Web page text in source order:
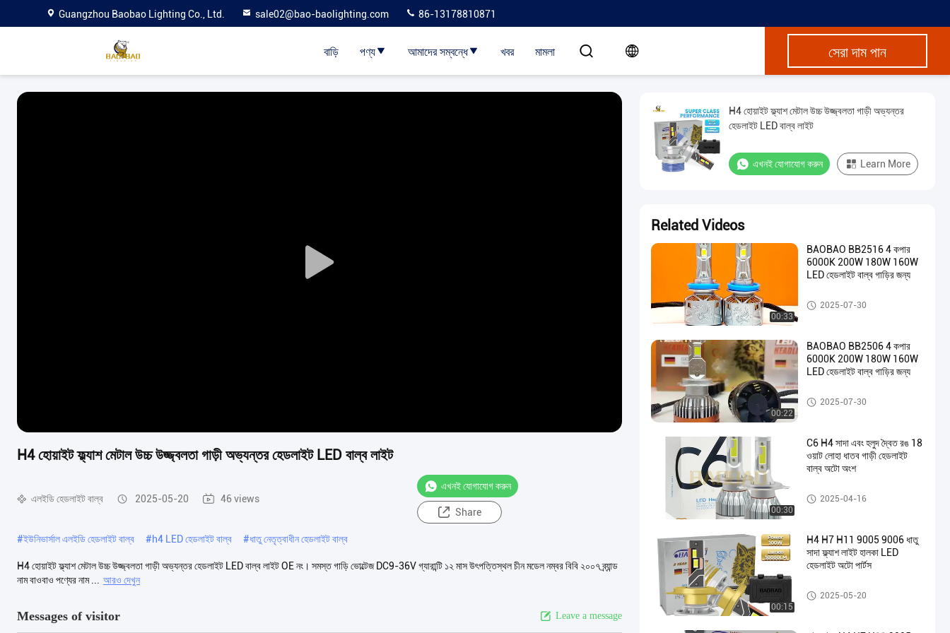
Guangzhou Baobao Lighting Co., Ltd. sale02@bao-baolighting.com 86-13178810871
বাড়ি পণ্য আমাদের সম্বন্ধে খবর মামলা সেরা দাম পান
Play
H4 হোয়াইট ফ্ল্যাশ মেটাল উচ্চ উজ্জ্বলতা গাড়ী অভ্যন্তর হেডলাইট LED বাল্ব লাইট
এলইডি হেডলাইট বাল্ব 2025-05-20 46 views
এখনই যোগাযোগ করুন
Share
#ইউনিভার্সাল এলইডি হেডলাইট বাল্ব #h4 LED হেডলাইট বাল্ব #ধাতু নেতৃত্বাধীন হেডলাইট বাল্ব
H4 হোয়াইট ফ্ল্যাশ মেটাল উচ্চ উজ্জ্বলতা গাড়ী অভ্যন্তর হেডলাইট LED বাল্ব লাইট OE নং। সমস্ত গাড়ি ভোল্টেজ DC9-36V গ্যারান্টি ১২ মাস উৎপত্তিস্থল চীন মডেল নম্বর বিবি ২০০৭ ব্র্যান্ড
নাম বাওবাও পণ্যের নাম ... আরও দেখুন
Messages of visitor Leave a message
H4 হোয়াইট ফ্ল্যাশ মেটাল উচ্চ উজ্জ্বলতা গাড়ী অভ্যন্তর
হেডলাইট LED বাল্ব লাইট
এখনই যোগাযোগ করুন Learn More
Related Videos
00:33
BAOBAO BB2516 4 কপার
6000K 200W 180W 160W
LED হেডলাইট বাল্ব গাড়ির জন্য
Car LED Bulb
2025-07-30
00:22
BAOBAO BB2506 4 কপার
6000K 200W 180W 160W
LED হেডলাইট বাল্ব গাড়ির জন্য
Car LED Bulb
2025-07-30
00:30
C6 H4 সাদা এবং হলুদ দ্বৈত রঙ 18
ওয়াট লোহা ধাতব গাড়ী হেডলাইট
বাল্ব অটো অংশ
Car LED Bulb
2025-04-16
00:15
H4 H7 H11 9005 9006 ধাতু
সাদা ফ্ল্যাশ লাইট হালকা LED
হেডলাইট অটো পার্টস
Car LED Bulb
2025-05-20